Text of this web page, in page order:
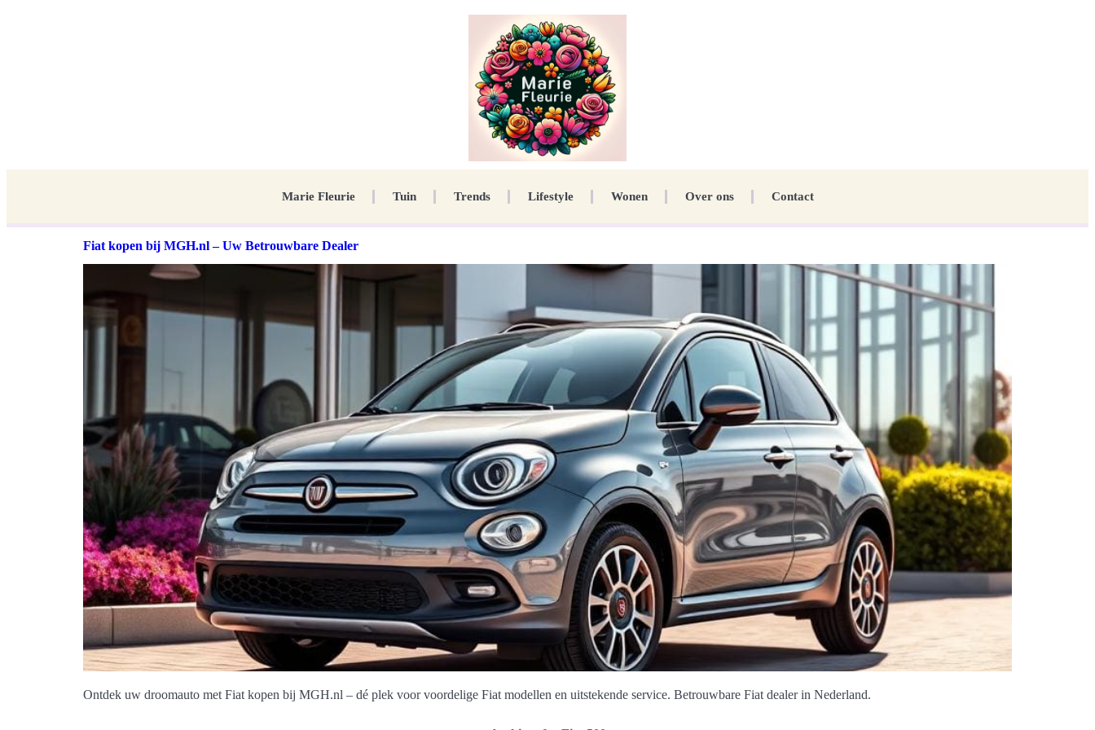
Marie Fleurie Tuin Trends Lifestyle Wonen Over ons Contact
Fiat kopen bij MGH.nl – Uw Betrouwbare Dealer
Ontdek uw droomauto met Fiat kopen bij MGH.nl – dé plek voor voordelige Fiat modellen en uitstekende service. Betrouwbare Fiat dealer in Nederland.